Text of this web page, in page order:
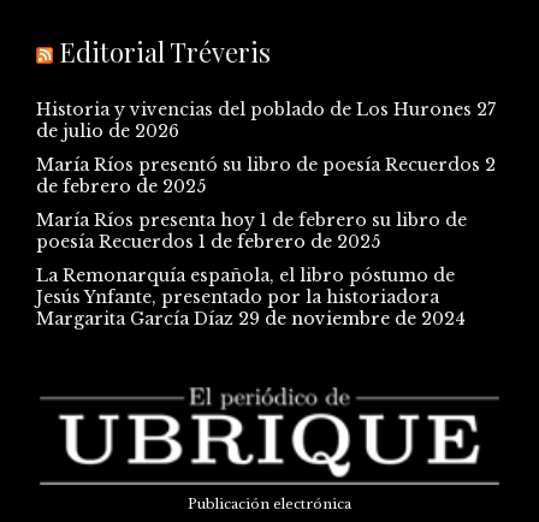
Editorial Tréveris
Historia y vivencias del poblado de Los Hurones 27
de julio de 2026
María Ríos presentó su libro de poesía Recuerdos 2
de febrero de 2025
María Ríos presenta hoy 1 de febrero su libro de
poesía Recuerdos 1 de febrero de 2025
La Remonarquía española, el libro póstumo de
Jesús Ynfante, presentado por la historiadora
Margarita García Díaz 29 de noviembre de 2024
Publicación electrónica